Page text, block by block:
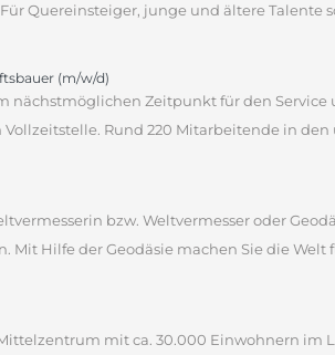
Quereinsteiger, junge und ältere Talente
(m/w/d)
nächstmöglichen Zeitpunkt für den
Rund 220 Mitarbeitende in
bzw. Weltvermesser oder
Mit Hilfe der Geodäsie machen Sie die
mit ca. 30.000 Einwohnern im